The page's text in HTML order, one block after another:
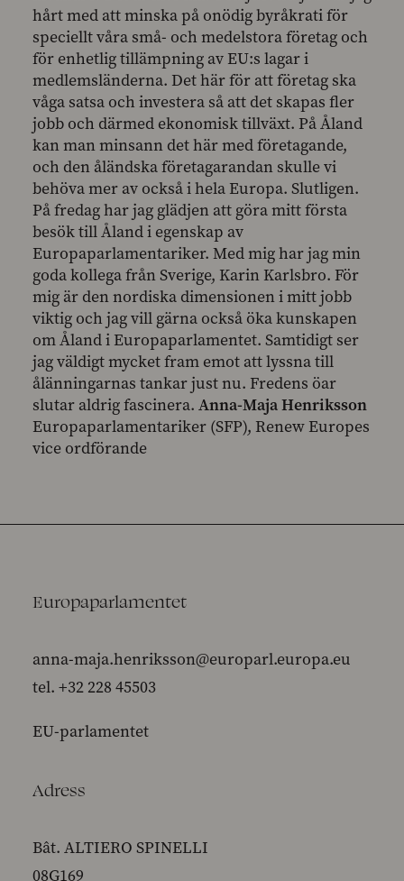
hårt med att minska på onödig byråkrati för
speciellt våra små- och medelstora företag och
för enhetlig tillämpning av EU:s lagar i
medlemsländerna. Det här för att företag ska
våga satsa och investera så att det skapas fler
jobb och därmed ekonomisk tillväxt. På Åland
kan man minsann det här med företagande,
och den åländska företagarandan skulle vi
behöva mer av också i hela Europa. Slutligen.
På fredag har jag glädjen att göra mitt första
besök till Åland i egenskap av
Europaparlamentariker. Med mig har jag min
goda kollega från Sverige, Karin Karlsbro. För
mig är den nordiska dimensionen i mitt jobb
viktig och jag vill gärna också öka kunskapen
om Åland i Europaparlamentet. Samtidigt ser
jag väldigt mycket fram emot att lyssna till
ålänningarnas tankar just nu. Fredens öar
slutar aldrig fascinera. Anna-Maja Henriksson
Europaparlamentariker (SFP), Renew Europes
vice ordförande
Europaparlamentet
anna-maja.henriksson@europarl.europa.eu
tel. +32 228 45503
EU-parlamentet
Adress
Bât. ALTIERO SPINELLI
08G169